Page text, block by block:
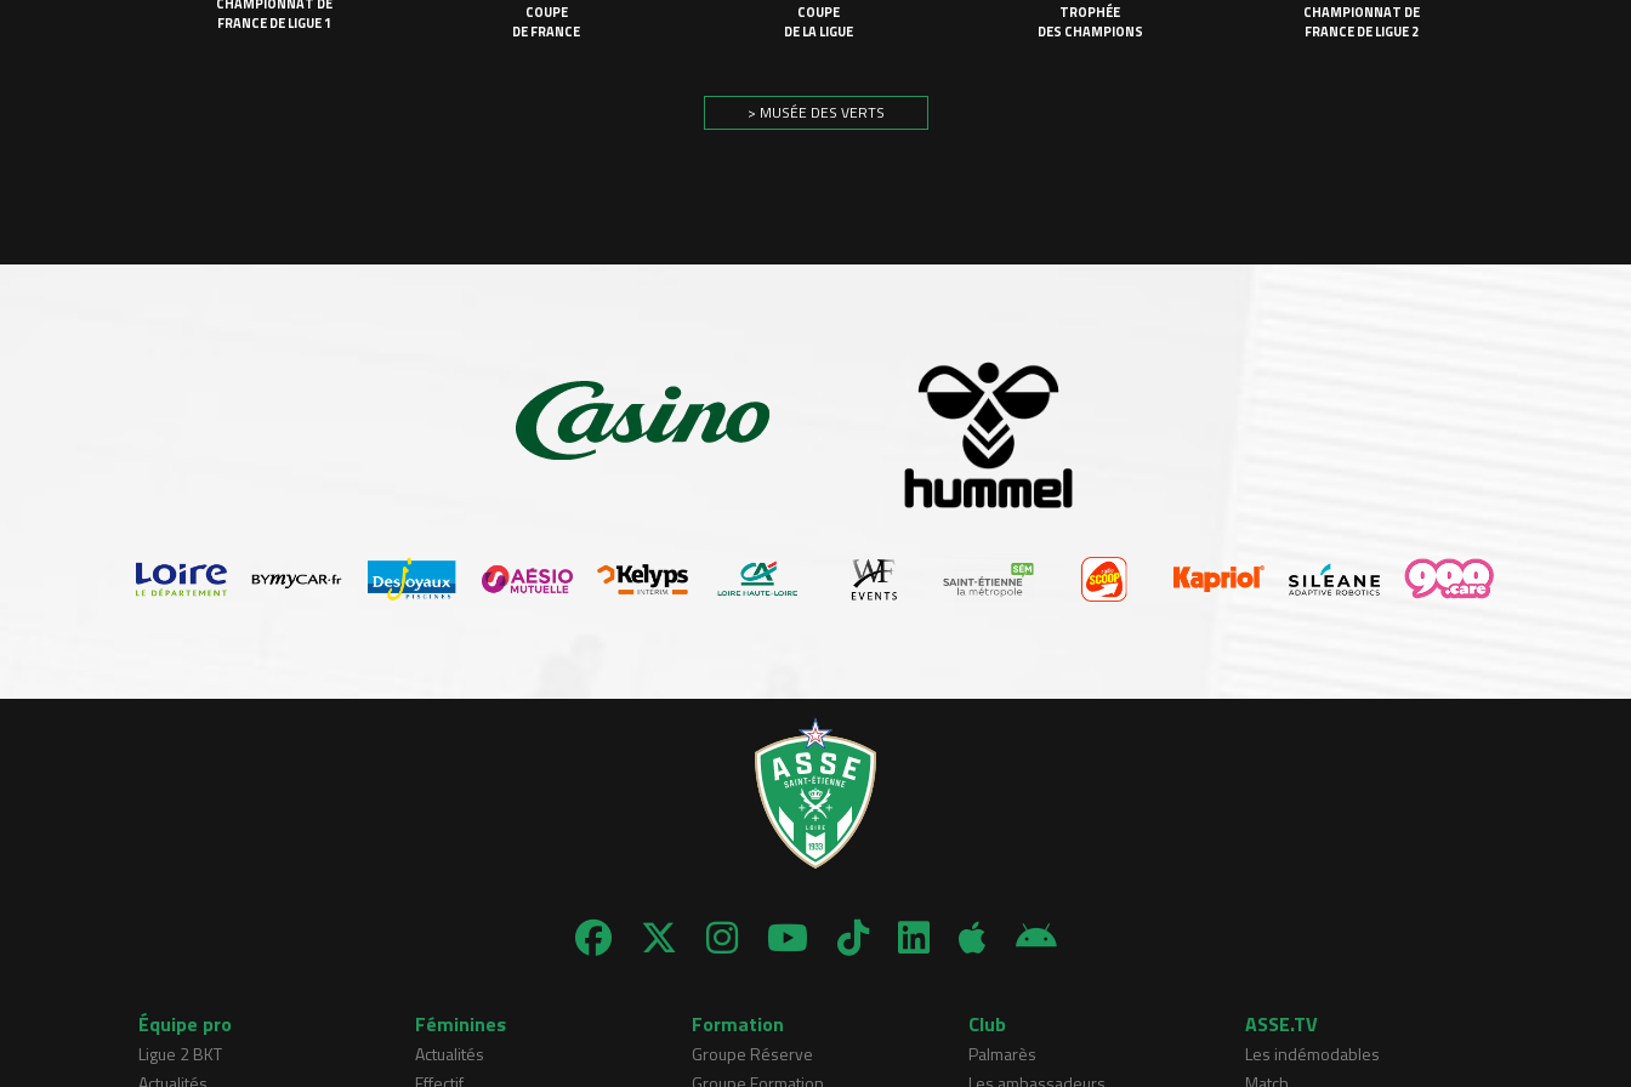
CHAMPIONNAT DE
FRANCE DE LIGUE 1
COUPE
DE FRANCE
COUPE
DE LA LIGUE
TROPHÉE
DES CHAMPIONS
CHAMPIONNAT DE
FRANCE DE LIGUE 2
> MUSÉE DES VERTS
Équipe pro
Ligue 2 BKT
Féminines
Actualités
Formation
Groupe Réserve
Club
Palmarès
ASSE.TV
Les indémodables